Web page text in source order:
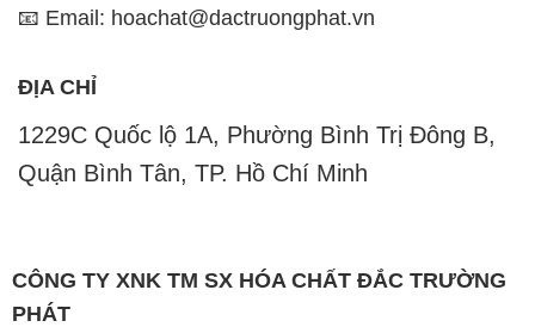
📧 Email: hoachat@dactruongphat.vn
ĐỊA CHỈ
1229C Quốc lộ 1A, Phường Bình Trị Đông B,
Quận Bình Tân, TP. Hồ Chí Minh
CÔNG TY XNK TM SX HÓA CHẤT ĐẮC TRƯỜNG
PHÁT